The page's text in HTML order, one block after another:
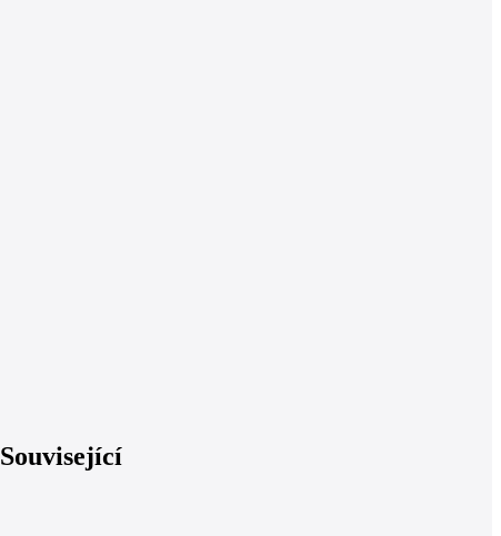
Související